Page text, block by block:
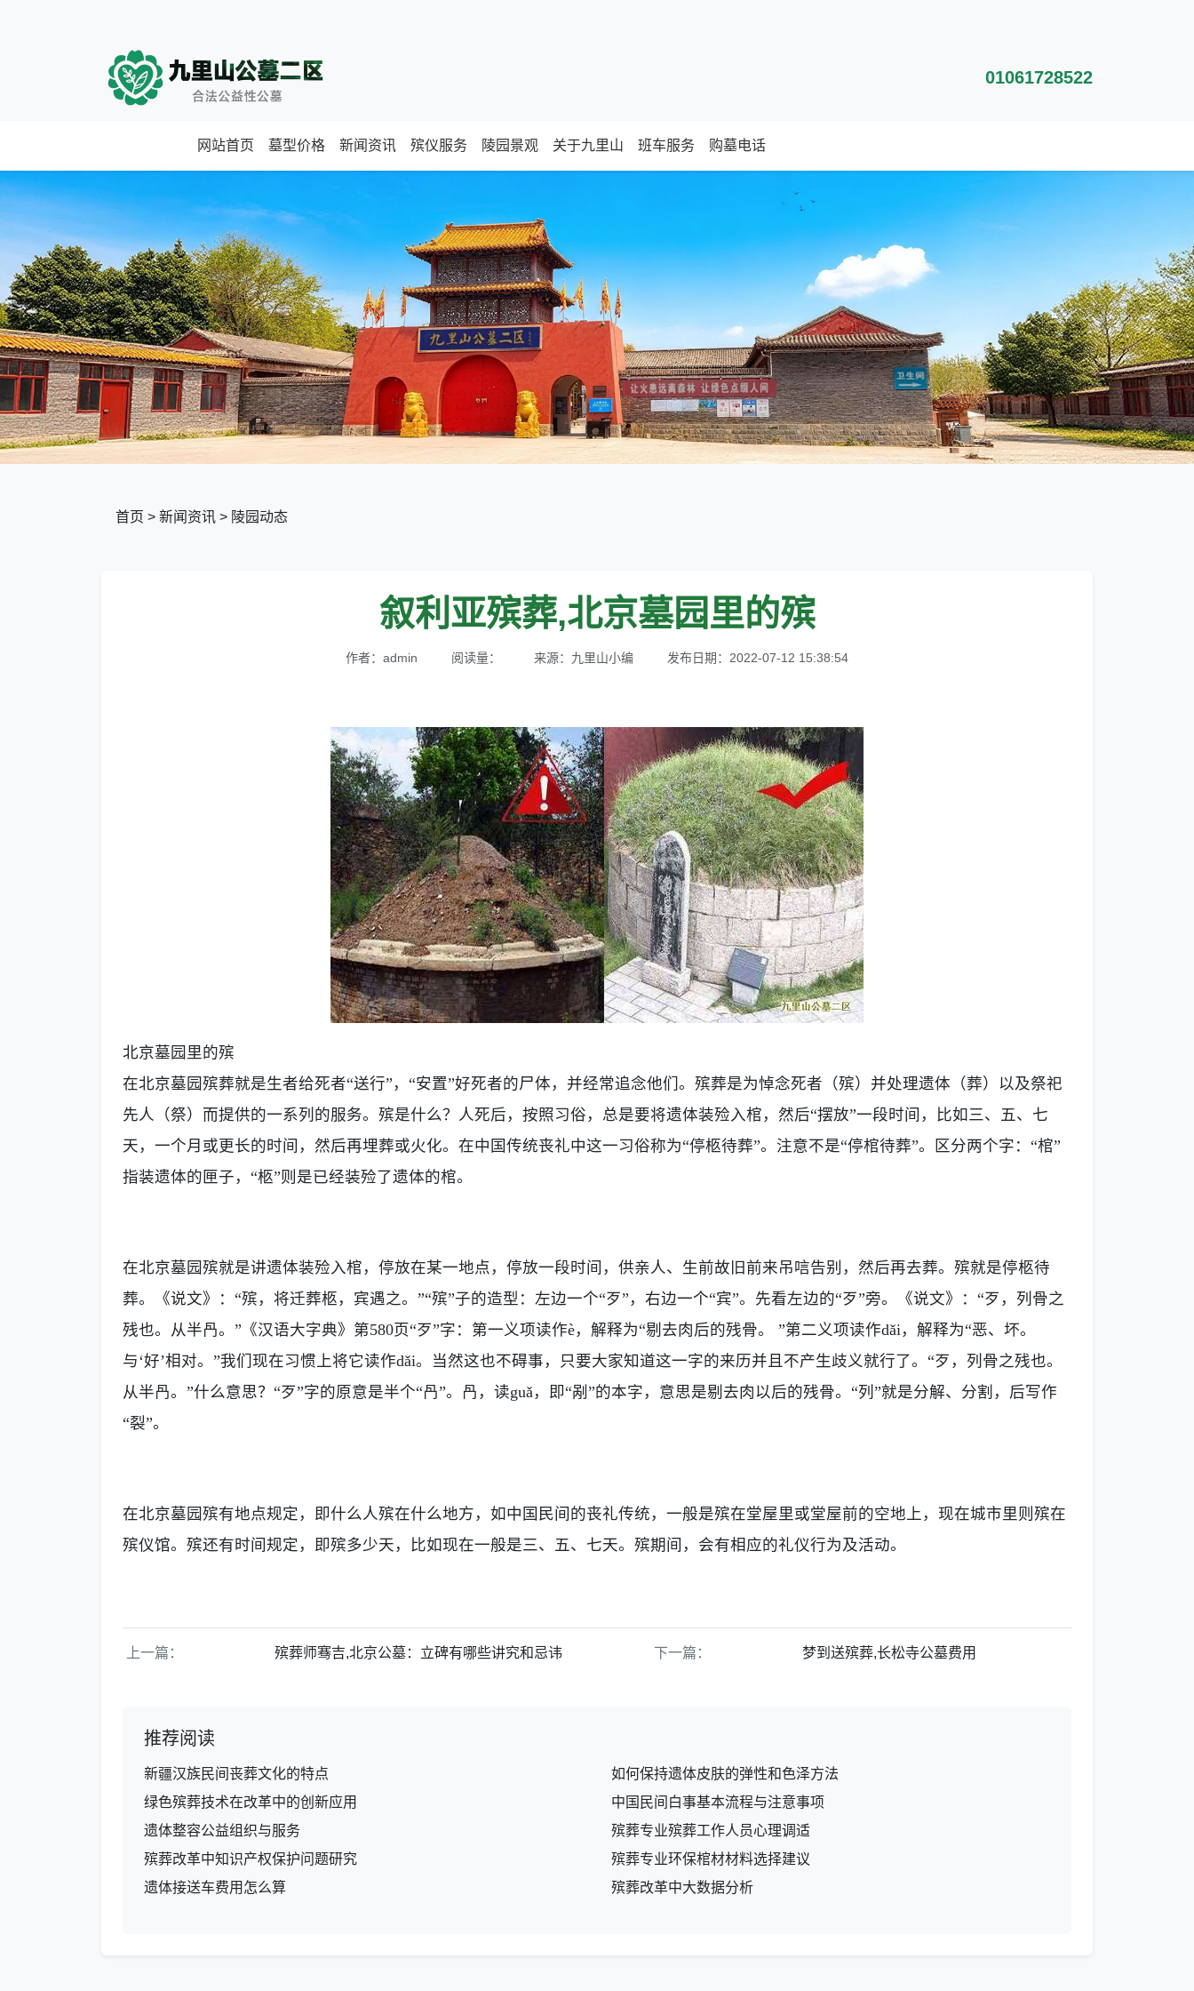
01061728522
网站首页 墓型价格 新闻资讯 殡仪服务 陵园景观 关于九里山 班车服务 购墓电话
首页 > 新闻资讯 > 陵园动态
叙利亚殡葬,北京墓园里的殡
作者：admin 阅读量： 来源：九里山小编 发布日期：2022-07-12 15:38:54
北京墓园里的殡
在北京墓园殡葬就是生者给死者“送行”，“安置”好死者的尸体，并经常追念他们。殡葬是为悼念死者（殡）并处理遗体（葬）以及祭祀
先人（祭）而提供的一系列的服务。殡是什么？人死后，按照习俗，总是要将遗体装殓入棺，然后“摆放”一段时间，比如三、五、七
天，一个月或更长的时间，然后再埋葬或火化。在中国传统丧礼中这一习俗称为“停柩待葬”。注意不是“停棺待葬”。区分两个字：“棺”
指装遗体的匣子，“柩”则是已经装殓了遗体的棺。
在北京墓园殡就是讲遗体装殓入棺，停放在某一地点，停放一段时间，供亲人、生前故旧前来吊唁告别，然后再去葬。殡就是停柩待
葬。《说文》： “殡，将迁葬柩，宾遇之。”“殡”子的造型：左边一个“歹”，右边一个“宾”。先看左边的“歹”旁。《说文》：“歹，列骨之
残也。从半冎。”《汉语大字典》第580页“歹”字：第一义项读作è，解释为“剔去肉后的残骨。 ”第二义项读作dǎi，解释为“恶、坏。
与‘好’相对。”我们现在习惯上将它读作dǎi。当然这也不碍事，只要大家知道这一字的来历并且不产生歧义就行了。 “歹，列骨之残也。
从半冎。”什么意思？“歹”字的原意是半个“冎”。冎，读guǎ，即“剐”的本字，意思是剔去肉以后的残骨。“列”就是分解、分割，后写作
“裂”。
在北京墓园殡有地点规定，即什么人殡在什么地方，如中国民间的丧礼传统，一般是殡在堂屋里或堂屋前的空地上，现在城市里则殡在
殡仪馆。殡还有时间规定，即殡多少天，比如现在一般是三、五、七天。殡期间，会有相应的礼仪行为及活动。
上一篇： 殡葬师骞吉,北京公墓：立碑有哪些讲究和忌讳 下一篇： 梦到送殡葬,长松寺公墓费用
推荐阅读
新疆汉族民间丧葬文化的特点
绿色殡葬技术在改革中的创新应用
遗体整容公益组织与服务
殡葬改革中知识产权保护问题研究
遗体接送车费用怎么算
如何保持遗体皮肤的弹性和色泽方法
中国民间白事基本流程与注意事项
殡葬专业殡葬工作人员心理调适
殡葬专业环保棺材材料选择建议
殡葬改革中大数据分析